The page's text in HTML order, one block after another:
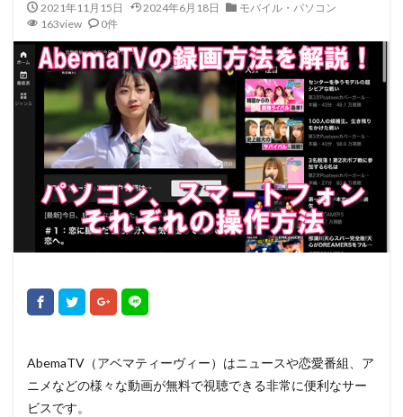
2021年11月15日 2024年6月18日
モバイル・パソコン
163view
0件
AbemaTV（アベマティーヴィー）はニュースや恋愛番組、ア
ニメなどの様々な動画が無料で視聴できる非常に便利なサー
ビスです。